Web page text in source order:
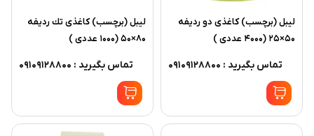
ليبل (برچسب) کاغذی دو رديفه
50×25 (4000 عددی )
تماس بگیرید : 09109128800
ليبل (برچسب) کاغذی تك رديفه
80×50 (1000 عددی )
تماس بگیرید : 09109128800